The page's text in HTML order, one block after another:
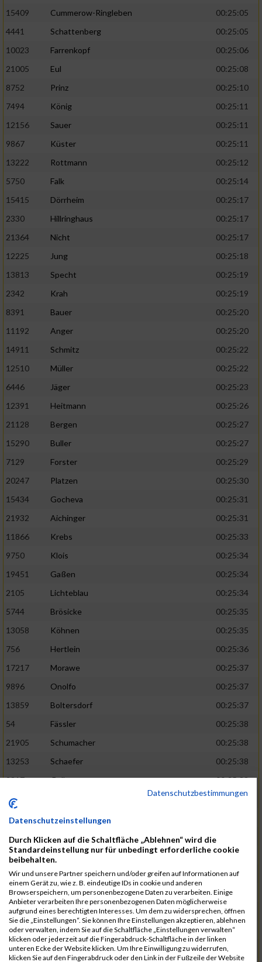
15409
Cummerow-Ringleben
00:25:05
4441
Schattenberg
00:25:05
10023
Farrenkopf
00:25:06
21005
Eul
00:25:08
8752
Prinz
00:25:10
7494
König
00:25:11
12156
Sauer
00:25:11
9867
Küster
00:25:11
13222
Rottmann
00:25:12
5750
Falk
00:25:14
15415
Dörrheim
00:25:17
2330
Hillringhaus
00:25:17
21364
Nicht
00:25:17
12225
Jung
00:25:18
13813
Specht
00:25:19
2342
Krah
00:25:19
8391
Bauer
00:25:20
11192
Anger
00:25:20
14911
Schmitz
00:25:22
12510
Müller
00:25:22
6446
Jäger
00:25:23
12391
Heitmann
00:25:26
21128
Bergen
00:25:27
15290
Buller
00:25:27
7129
Forster
00:25:29
20247
Platzen
00:25:30
15434
Gocheva
00:25:31
21932
Aichinger
00:25:31
11866
Krebs
00:25:33
9750
Klois
00:25:34
19451
Gaßen
00:25:34
2105
Lichteblau
00:25:34
5744
Brösicke
00:25:35
13058
Köhnen
00:25:35
756
Hertlein
00:25:36
17217
Morawe
00:25:37
9896
Onolfo
00:25:37
13859
Boltersdorf
00:25:37
54
Fässler
00:25:38
21905
Schumacher
00:25:38
13253
Schaefer
00:25:38
2317
Golbar
00:25:38
5561
00:25:38
12006
Laudien
9273
Nicotra
7717
Lades
00:25:38
15581
Adamczak
00:25:38
3162
Heilig
00:25:39
3107
Schork
00:25:40
5888
Regneri
00:25:41
8971
Bien 00:25:42
Datenschutzbestimmungen
Datenschutzeinstellungen
Durch Klicken auf die Schaltfläche „Ablehnen“ wird die
Standardeinstellung nur für unbedingt erforderliche cookie
beibehalten.
Wir und unsere Partner speichern und/oder greifen auf Informationen auf
einem Gerät zu, wie z. B. eindeutige IDs in cookie und anderen
Browserspeichern, um personenbezogene Daten zu verarbeiten. Einige
Anbieter verarbeiten Ihre personenbezogenen Daten möglicherweise
aufgrund eines berechtigten Interesses. Um dem zu widersprechen, öffnen
Sie die „Einstellungen“. Sie können Ihre Einstellungen akzeptieren, ablehnen
oder verwalten, indem Sie auf die Schaltfläche „Einstellungen verwalten“
klicken oder jederzeit auf die Fingerabdruck-Schaltfläche in der linken
unteren Ecke der Website klicken. Um Ihre Einwilligung zu widerrufen,
klicken Sie auf den Fingerabdruck oder den Link in der Fußzeile der Website